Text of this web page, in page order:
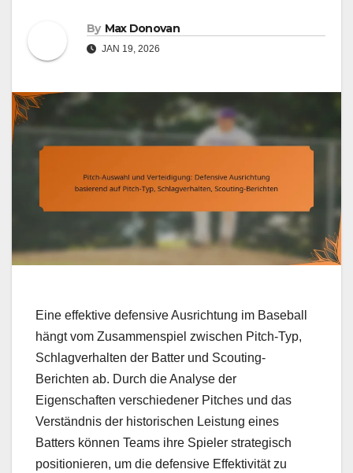
By Max Donovan
JAN 19, 2026
Eine effektive defensive Ausrichtung im Baseball
hängt vom Zusammenspiel zwischen Pitch-Typ,
Schlagverhalten der Batter und Scouting-
Berichten ab. Durch die Analyse der
Eigenschaften verschiedener Pitches und das
Verständnis der historischen Leistung eines
Batters können Teams ihre Spieler strategisch
positionieren, um die defensive Effektivität zu